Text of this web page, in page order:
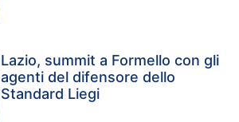
Lazio, summit a Formello con gli
agenti del difensore dello
Standard Liegi